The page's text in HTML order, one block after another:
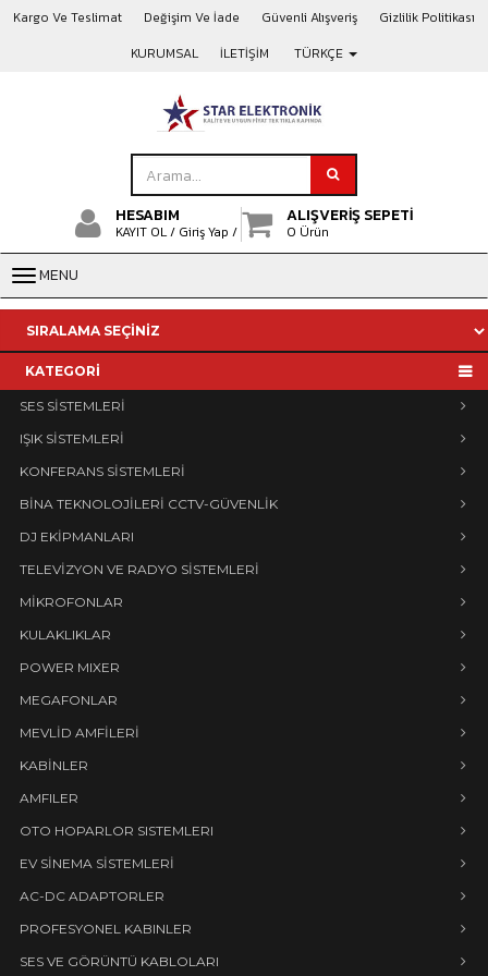
Kargo Ve Teslimat Değişim Ve İade Güvenli Alışveriş
Gizlilik Politikası
KURUMSAL
İLETİŞİM TÜRKÇE
HESABIM
KAYIT OL / Giriş Yap /
ALIŞVERİŞ SEPETİ
0 Ürün
MENU
KATEGORİ
SES SİSTEMLERİ
IŞIK SİSTEMLERİ
KONFERANS SİSTEMLERİ
BİNA TEKNOLOJİLERİ CCTV-GÜVENLİK
DJ EKİPMANLARI
TELEVİZYON VE RADYO SİSTEMLERİ
MİKROFONLAR
KULAKLIKLAR
POWER MIXER
MEGAFONLAR
MEVLİD AMFİLERİ
KABİNLER
AMFILER
OTO HOPARLOR SISTEMLERI
EV SİNEMA SİSTEMLERİ
AC-DC ADAPTORLER
PROFESYONEL KABINLER
SES VE GÖRÜNTÜ KABLOLARI